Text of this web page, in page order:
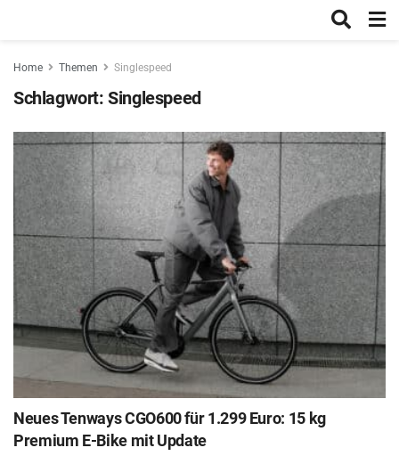
Home Themen Singlespeed
Schlagwort:Singlespeed
Neues Tenways CGO600 für 1.299 Euro: 15 kg
Premium E-Bike mit Update